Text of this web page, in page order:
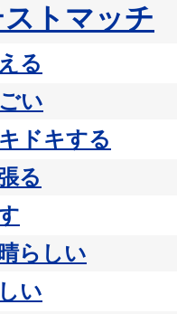
ストマッチ
る
い
キドキする
る
らしい
い